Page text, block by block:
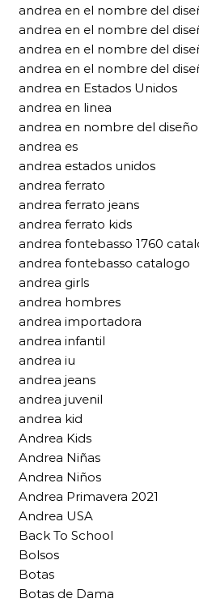
andrea en el nombre del
andrea en el nombre del
andrea en el nombre del
andrea en el nombre del
andrea en Estados Unidos
andrea en linea
andrea en nombre del
andrea es
andrea estados unidos
andrea ferrato
andrea ferrato jeans
andrea ferrato kids
andrea fontebasso 1760
andrea fontebasso catalogo
andrea girls
andrea hombres
andrea importadora
andrea infantil
andrea iu
andrea jeans
andrea juvenil
andrea kid
Andrea Kids
Andrea Niñas
Andrea Niños
Andrea Primavera 2021
Andrea USA
Back To School
Bolsos
Botas
Botas de Dama